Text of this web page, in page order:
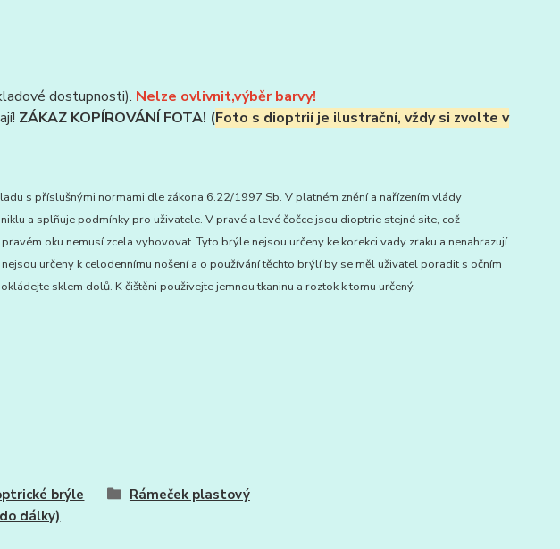
dostupnosti). Nelze ovlivnit,výběr barvy!
ZÁKAZ KOPÍROVÁNÍ FOTA! (Foto s dioptrií je ilustrační, vždy si zvolte v
s příslušnými normami dle zákona 6.22/1997 Sb. V platném znění a nařízením vlády
a splñuje podmínky pro uživatele. V pravé a levé čočce jsou dioptrie stejné site, což
oku nemusí zcela vyhovovat. Tyto brýle nejsou určeny ke korekci vady zraku a nenahrazují
určeny k celodennímu nošení a o používání těchto brýlí by se měl uživatel poradit s očním
sklem dolů. K čištěni použivejte jemnou tkaninu a roztok k tomu určený.
brýle
dálky)
Rámeček plastový